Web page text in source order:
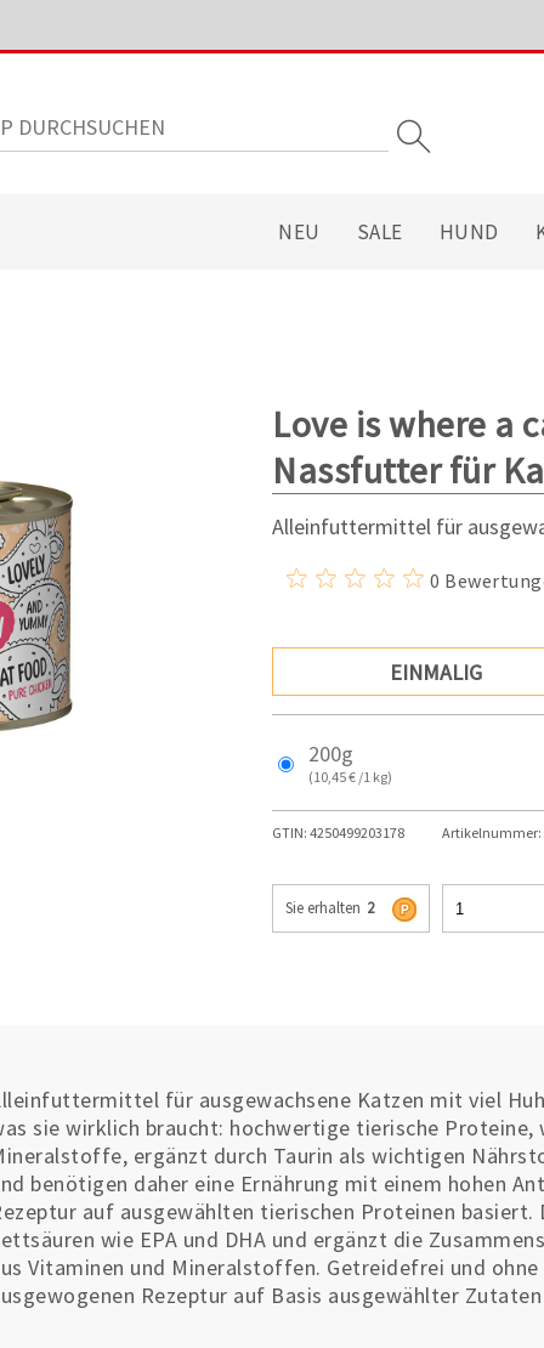
NEU SALE HUND
Love is where a
Nassfutter für
Alleinfuttermittel für
0
EINMALIG
200g
(10,45 € /1 kg)
GTIN: 4250499203178 Artikelnummer:
Sie erhalten 2
für ausgewachsene Katzen mit viel
sie wirklich braucht: hochwertige tierische
ergänzt durch Taurin als wichtigen
benötigen daher eine Ernährung mit einem hohen
auf ausgewählten tierischen Proteinen
wie EPA und DHA und ergänzt die
Vitaminen und Mineralstoffen. Getreidefrei und
Rezeptur auf Basis ausgewählter